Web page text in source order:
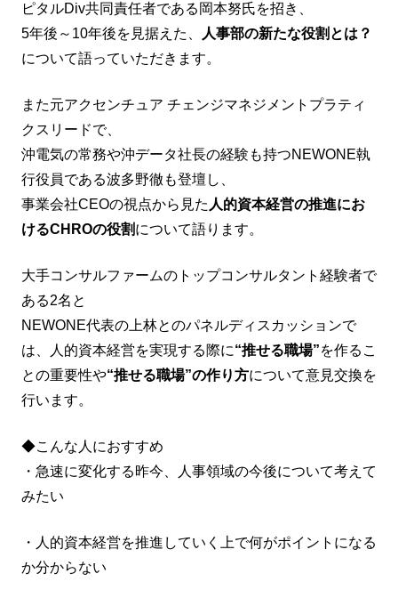
ピタルDiv共同責任者である岡本努氏を招き、
5年後～10年後を見据えた、
人事部の新たな役割とは？
について語っていただきます。
また元アクセンチュア チェンジマネジメントプラティ
クスリードで、
沖電気の常務や沖データ社長の経験も持つNEWONE執
行役員である波多野徹も登壇し、
事業会社CEOの視点から見た 人的資本経営の推進にお
けるCHROの役割について語ります。
大手コンサルファームのトップコンサルタント経験者で
ある2名と
NEWONE代表の上林とのパネルディスカッションで
は、人的資本経営を実現する際に“推せる職場”を作るこ
との重要性や“推せる職場”の作り方について意見交換を
行います。
◆こんな人におすすめ
・急速に変化する昨今、人事領域の今後について考えて
みたい
・人的資本経営を推進していく上で何がポイントになる
か分からない